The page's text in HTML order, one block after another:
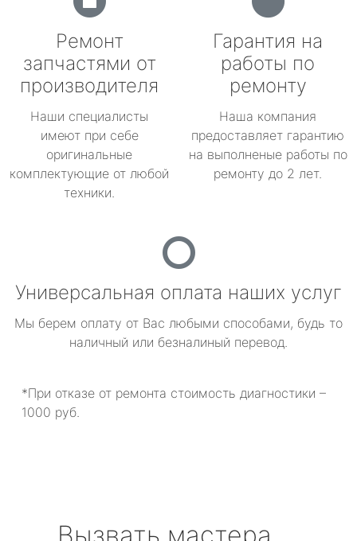
Ремонт
запчастями от
производителя
Наши специалисты
имеют при себе
оригинальные
комплектующие от любой
техники.
Гарантия на
работы по
ремонту
Наша компания
предоставляет гарантию
на выполненые работы по
ремонту до 2 лет.
Универсальная оплата наших услуг
Мы берем оплату от Вас любыми способами, будь то
наличный или безналиный перевод.
*При отказе от ремонта стоимость диагностики –
1000 руб.